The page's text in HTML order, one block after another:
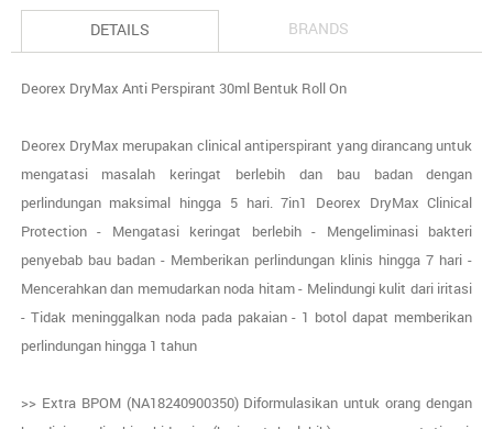
DETAILS BRANDS
Deorex DryMax Anti Perspirant 30ml Bentuk Roll On
Deorex DryMax merupakan clinical antiperspirant yang dirancang untuk
mengatasi masalah keringat berlebih dan bau badan dengan
perlindungan maksimal hingga 5 hari. 7in1 Deorex DryMax Clinical
Protection - Mengatasi keringat berlebih - Mengeliminasi bakteri
penyebab bau badan - Memberikan perlindungan klinis hingga 7 hari -
Mencerahkan dan memudarkan noda hitam - Melindungi kulit dari iritasi
- Tidak meninggalkan noda pada pakaian - 1 botol dapat memberikan
perlindungan hingga 1 tahun
>> Extra BPOM (NA18240900350) Diformulasikan untuk orang dengan